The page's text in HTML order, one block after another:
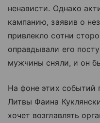
ненависти. Однако
кампанию, заявив о
привлекло сотни
оправдывали его
мужчины сняли, и он
На фоне этих событий
Литвы Фаина
хочет возглавлять